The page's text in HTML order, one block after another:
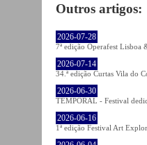
Outros artigos:
2026-07-28
7ª edição Operafest Lisboa
2026-07-14
34.ª edição Curtas Vila do
2026-06-30
TEMPORAL - Festival
2026-06-16
1ª edição Festival Art